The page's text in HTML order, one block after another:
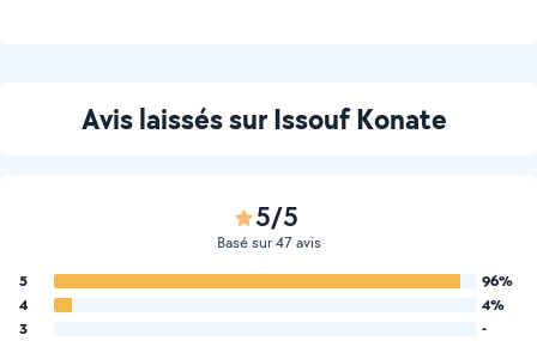
Avis laissés sur Issouf Konate
5/5
Basé sur 47 avis
5
96%
4
4%
3
-